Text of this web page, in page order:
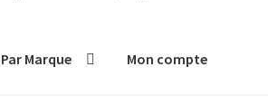
Par Marque Mon compte